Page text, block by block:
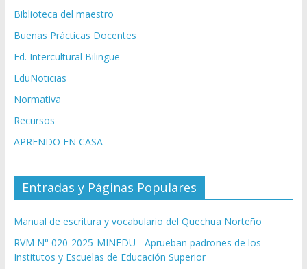
Biblioteca del maestro
Buenas Prácticas Docentes
Ed. Intercultural Bilingüe
EduNoticias
Normativa
Recursos
APRENDO EN CASA
Entradas y Páginas Populares
Manual de escritura y vocabulario del Quechua Norteño
RVM N° 020-2025-MINEDU - Aprueban padrones de los
Institutos y Escuelas de Educación Superior